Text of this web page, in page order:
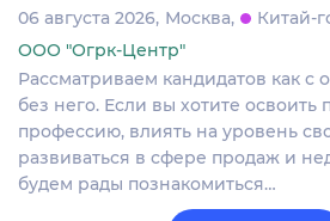
06 августа 2026 Москва
Китай-
ООО "Огрк-Центр"
Рассматриваем кандидатов как с
без него. Если вы хотите освоить
профессию, влиять на уровень
развиваться в сфере продаж и
будем рады познакомиться…